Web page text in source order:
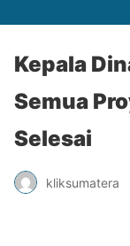
Kepala
Semua
Selesai
kliksumatera